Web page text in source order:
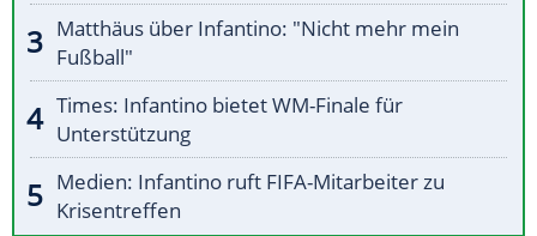
Matthäus über Infantino: "Nicht mehr mein
Fußball"
Times: Infantino bietet WM-Finale für
Unterstützung
Medien: Infantino ruft FIFA-Mitarbeiter zu
Krisentreffen